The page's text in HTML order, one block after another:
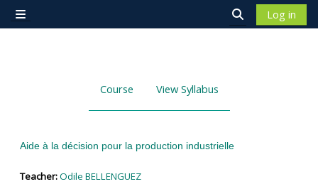
Skip to main content
Side panel
Toggle
Log in
Course View Syllabus
Aide à la décision pour la production industrielle
Teacher:Odile BELLENGUEZ